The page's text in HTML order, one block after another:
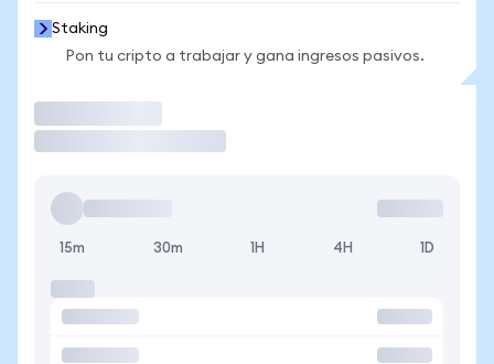
Staking
Pon tu cripto a trabajar y gana ingresos pasivos.
15m 30m 1H 4H 1D